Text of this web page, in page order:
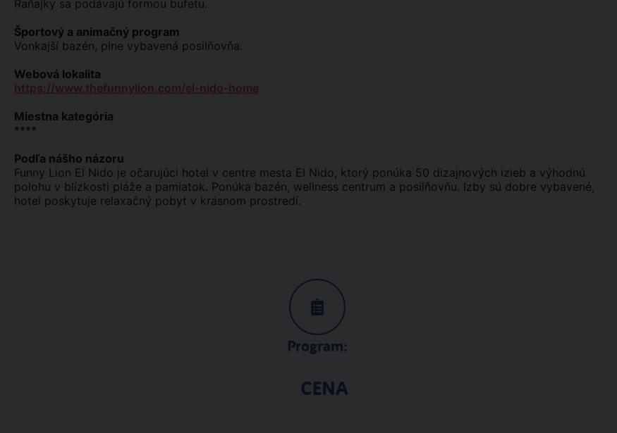
Raňajky sa podávajú formou bufetu.
Športový a animačný program
Vonkajší bazén, plne vybavená posilňovňa.
Webová lokalita
https://www.thefunnylion.com/el-nido-home
Miestna kategória
****
Podľa nášho názoru
Funny Lion El Nido je očarujúci hotel v centre mesta El Nido, ktorý ponúka 50 dizajnových izieb a výhodnú
polohu v blízkosti pláže a pamiatok. Ponúka bazén, wellness centrum a posilňovňu. Izby sú dobre vybavené,
hotel poskytuje relaxačný pobyt v krásnom prostredí.
Program:
CENA